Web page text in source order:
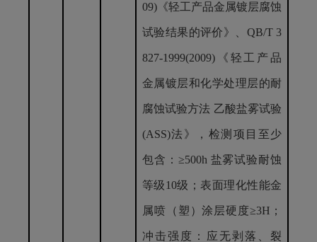
09)《轻工产品金属镀层腐蚀
试验结果的评价》、QB/T 3
827-1999(2009)《轻工产品
金属镀层和化学处理层的耐
腐蚀试验方法 乙酸盐雾试验
(ASS)法》，检测项目至少
包含： ≥500h 盐雾试验耐蚀
等级10级；表面理化性能金
属喷（塑）涂层硬度≥3H；
冲击强度：应无剥落、裂